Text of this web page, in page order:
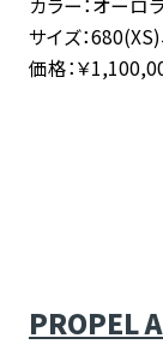
サイズ：
価格：￥
PROPEL